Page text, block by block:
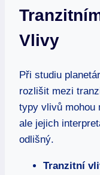
Vlivy
Při studiu
rozlišit mezi
typy vlivů mohou
ale jejich
odlišný.
Tranzitní